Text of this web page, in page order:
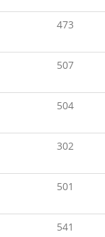
473
507
504
302
501
541